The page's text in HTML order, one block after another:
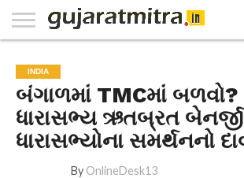
PAPER
NATIONAL
WORLD
BUSINESS
SPORTS
GUJARAT
OPINION
MORE
INDIA
બંગાળમાં TMCમાં બળવો?
ધારાસભ્ય ઋતબ્રત
ધારાસભ્યોના સમર્થનનો
By OnlineDesk13